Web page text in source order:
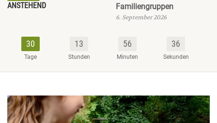
ANSTEHEND
Familiengruppen
6. September 2026
30
Tage
13
Stunden
56
Minuten
35
Sekunden